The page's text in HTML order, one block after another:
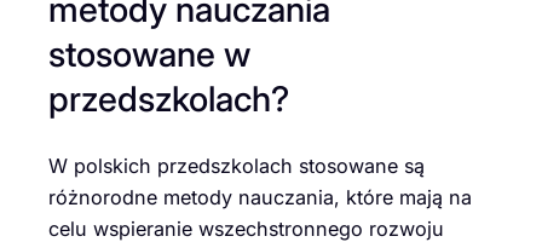
metody nauczania
stosowane w
przedszkolach?
W polskich przedszkolach stosowane są
różnorodne metody nauczania, które mają na
celu wspieranie wszechstronnego rozwoju